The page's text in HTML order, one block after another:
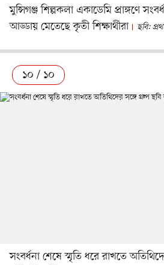
মুন্সিগঞ্জ শিল্পকলা একাডেমি প্রাঙ্গণে
আড্ডায় মেতেছে কৃতী শিক্ষার্থীরা
ছবি:
১০ / ১০
সংবর্ধনা শেষে স্মৃতি ধরে রাখতে